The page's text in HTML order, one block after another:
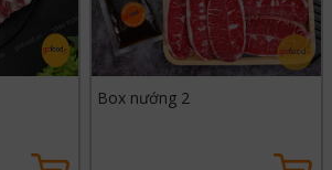
Box nướng 2